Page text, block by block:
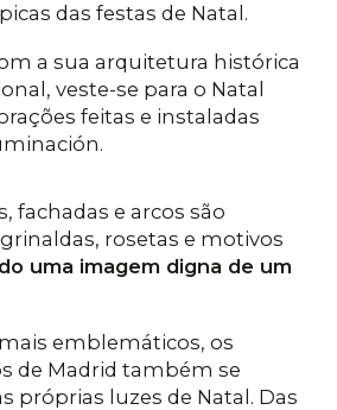
das festas de Natal.
a sua arquitetura histórica
veste-se para o Natal
feitas e instaladas
fachadas e arcos são
rosetas e motivos
uma imagem digna de um
emblemáticos, os
de Madrid também se
próprias luzes de Natal. Das